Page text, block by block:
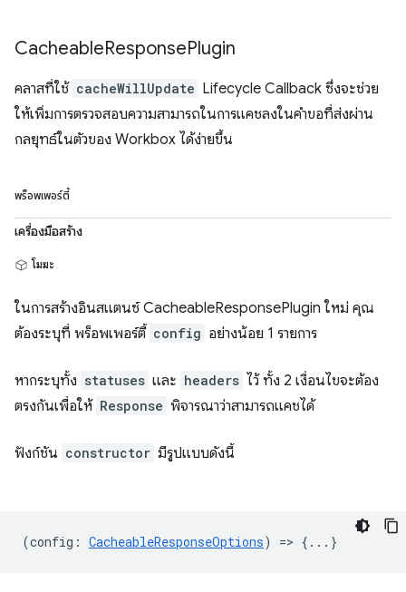
CacheableResponsePlugin
คลาสที่ใช้ cacheWillUpdate Lifecycle Callback ซึ่งจะช่วย
ให้เพิ่มการตรวจสอบความสามารถในการแคชลงในคำขอที่ส่งผ่าน
กลยุทธ์ในตัวของ Workbox ได้ง่ายขึ้น
พร็อพเพอร์ตี้
เครื่องมือสร้าง
โมฆะ
ในการสร้างอินสแตนซ์ CacheableResponsePlugin ใหม่ คุณ
ต้องระบุที่ พร็อพเพอร์ตี้ config อย่างน้อย 1 รายการ
หากระบุทั้ง statuses และ headers ไว้ ทั้ง 2 เงื่อนไขจะต้อง
ตรงกันเพื่อให้ Response พิจารณาว่าสามารถแคชได้
ฟังก์ชัน constructor มีรูปแบบดังนี้
(config : CacheableResponseOptions) => {...}